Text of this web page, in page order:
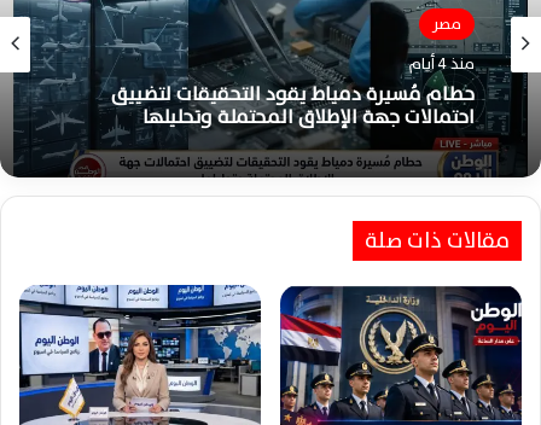
مصر
منذ 4 أيام
حطام مُسيرة دمياط يقود التحقيقات لتضييق
احتمالات جهة الإطلاق المحتملة وتحليلها
مقالات ذات صلة